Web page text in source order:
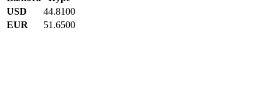
USD
44.8100
EUR
51.6500